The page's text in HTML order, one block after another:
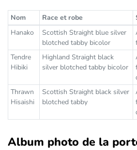
Nom Race et robe
Hanako
Scottish Straight blue silver
blotched tabby bicolor
Tendre
Hibiki
Highland Straight black
silver blotched tabby bicolor
Thrawn
Hisaishi
Scottish Straight black silver
blotched tabby
Album photo de la